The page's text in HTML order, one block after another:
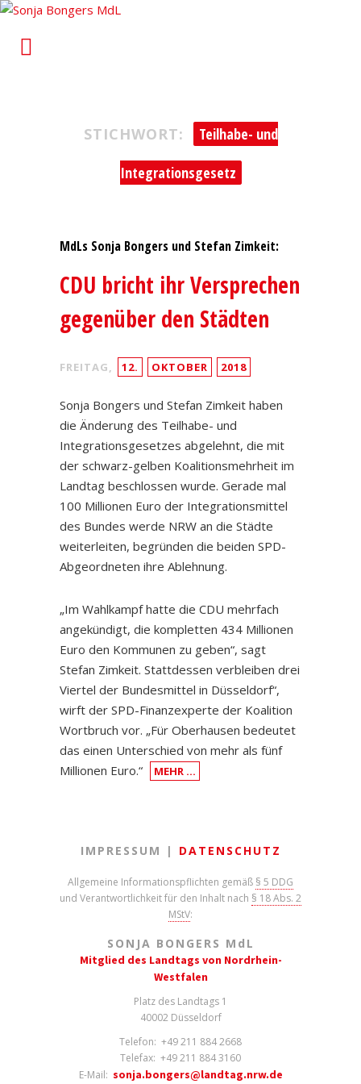
Sonja Bongers MdL
STICHWORT:
Teilhabe- und
Integrationsgesetz
MdLs Sonja Bongers und Stefan Zimkeit:
CDU bricht ihr Versprechen
gegenüber den Städten
FREITAG, 12. OKTOBER 2018
Sonja Bongers und Stefan Zimkeit haben
die Änderung des Teilhabe- und
Integrationsgesetzes abgelehnt, die mit
der schwarz-gelben Koalitionsmehrheit im
Landtag beschlossen wurde. Gerade mal
100 Millionen Euro der Integrationsmittel
des Bundes werde NRW an die Städte
weiterleiten, begründen die beiden SPD-
Abgeordneten ihre Ablehnung.
„Im Wahlkampf hatte die CDU mehrfach
angekündigt, die kompletten 434 Millionen
Euro den Kommunen zu geben“, sagt
Stefan Zimkeit. Stattdessen verbleiben drei
Viertel der Bundesmittel in Düsseldorf“,
wirft der SPD-Finanzexperte der Koalition
Wortbruch vor. „Für Oberhausen bedeutet
das einen Unterschied von mehr als fünf
Millionen Euro.“
MEHR …
IMPRESSUM | DATENSCHUTZ
Allgemeine Informationspflichten gemäß § 5 DDG
und Verantwortlichkeit für den Inhalt nach § 18 Abs. 2
MStV:
SONJA BONGERS M d L
Mitglied des Landtags von Nordrhein-
Westfalen
Platz des Landtags 1
40002 Düsseldorf
Telefon: +49 211 884 2668
Telefax: +49 211 884 3160
E-Mail: sonja.bongers@landtag.nrw.de